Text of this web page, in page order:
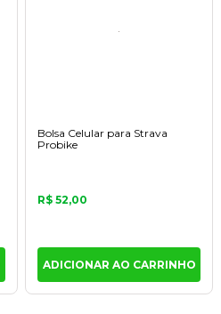
Bolsa Celular para Strava
Probike
R$ 52,00
ADICIONAR AO CARRINHO